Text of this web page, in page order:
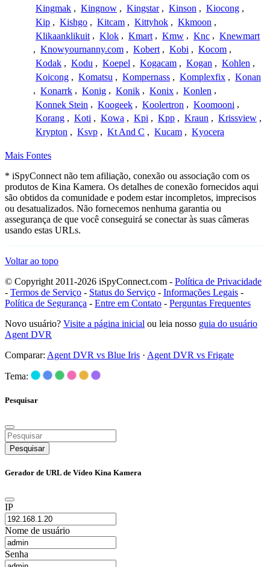
Kingmak , Kingnow , Kingstar , Kinson , Kiocong ,
Kip , Kishgo , Kitcam , Kittyhok , Kkmoon ,
Klikaanklikuit , Klok , Kmart , Kmw , Knc , Knewmart
, Knowyournanny.com , Kobert , Kobi , Kocom ,
Kodak , Kodu , Koepel , Kogacam , Kogan , Kohlen ,
Koicong , Komatsu , Kompernass , Komplexfix , Konan
, Konarrk , Konig , Konik , Konix , Konlen ,
Konnek Stein , Koogeek , Koolertron , Koomooni ,
Korang , Koti , Kowa , Kpi , Kpp , Kraun , Krissview ,
Krypton , Ksvp , Kt And C , Kucam , Kyocera
Mais Fontes
* iSpyConnect não tem afiliação, conexão ou associação com os
produtos de Kina Kamera. Os detalhes de conexão fornecidos aqui
são obtidos da comunidade e podem estar incompletos, imprecisos
ou desatualizados. Não fornecemos nenhuma garantia ou
assegurança de que você conseguirá se conectar às suas câmeras
usando estas URLs.
Voltar ao topo
© Copyright 2011-2026 iSpyConnect.com - Política de Privacidade
- Termos de Serviço - Status do Serviço - Informações Legais -
Política de Segurança - Entre em Contato - Perguntas Frequentes
Novo usuário? Visite a página inicial ou leia nosso guia do usuário
Agent DVR
Comparar: Agent DVR vs Blue Iris · Agent DVR vs Frigate
Tema:
Pesquisar
Pesquisar
Gerador de URL de Vídeo Kina Kamera
IP
Nome de usuário
Senha